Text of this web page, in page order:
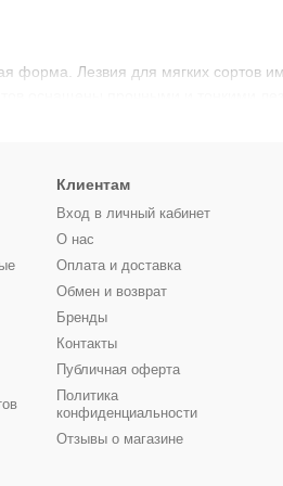
форма. Лезвия для мягких сортов
ножи
его вкус. Благодаря
выделяются два лидера
Клиентам
Вход в личный кабинет
О нас
Оплата и доставка
Обмен и возврат
Бренды
Контакты
Публичная оферта
Политика
конфиденциальности
Отзывы о магазине